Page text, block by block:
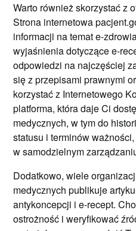
Warto również skorzystać z
Strona internetowa
informacji na temat e-
wyjaśnienia dotyczące e-
odpowiedzi na najczęściej
się z przepisami prawnymi
korzystać z Internetowego
platforma, która daje Ci
medycznych, w tym do
statusu i terminów
w samodzielnym
Dodatkowo, wiele
medycznych publikuje
antykoncepcji i e-recept.
ostrożność i weryfikować